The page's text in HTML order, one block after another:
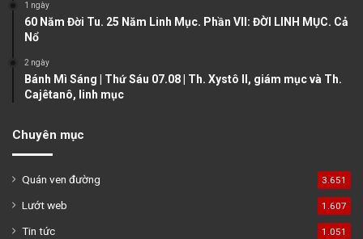
1 ngày
60 Năm Đời Tu. 25 Năm Linh Mục. Phần VII: ĐỜI LINH MỤC. Cả
Nổ
2 ngày
Bánh Mì Sáng | Thứ Sáu 07.08 | Th. Xystô II, giám mục và Th.
Cajêtanô, linh mục
Chuyên mục
Quán ven đường 3.651
Lướt web 1.607
Tin tức 1.051